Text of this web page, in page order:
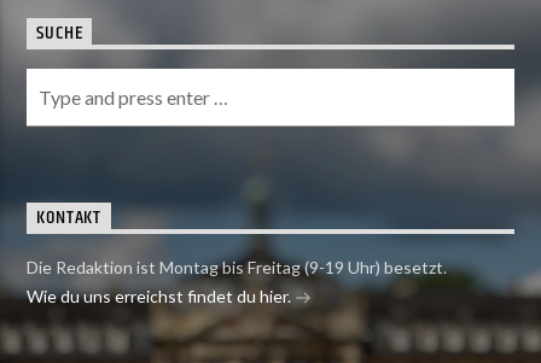
SUCHE
KONTAKT
Die Redaktion ist Montag bis Freitag (9-19 Uhr) besetzt.
Wie du uns erreichst findet du hier.